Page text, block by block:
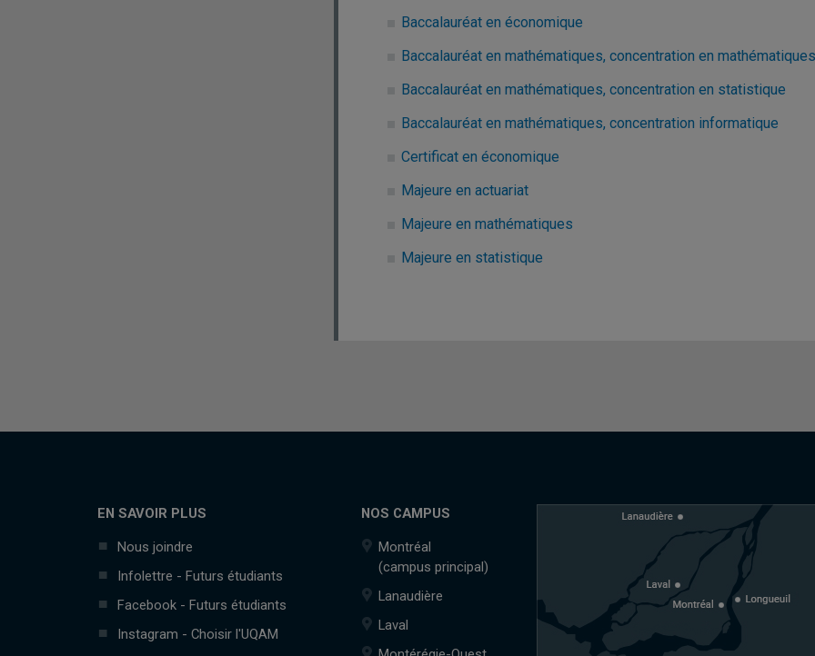
Baccalauréat en économique
Baccalauréat en mathématiques, concentration en mathématiques
Baccalauréat en mathématiques, concentration en statistique
Baccalauréat en mathématiques, concentration informatique
Certificat en économique
Majeure en actuariat
Majeure en mathématiques
Majeure en statistique
EN SAVOIR PLUS
Nous joindre
Infolettre - Futurs étudiants
Facebook - Futurs étudiants
Instagram - Choisir l'UQAM
NOS CAMPUS
Montréal
(campus principal)
Lanaudière
Laval